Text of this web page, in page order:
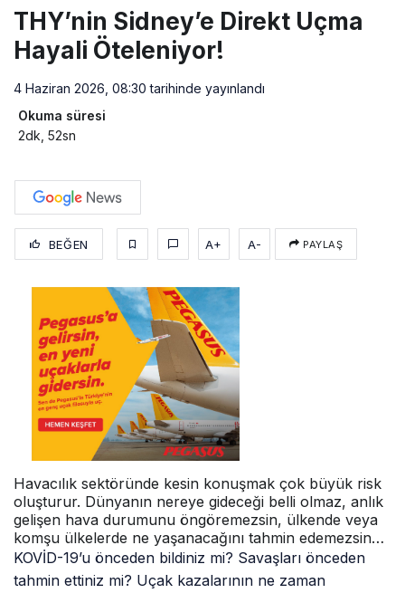
THY’nin Sidney’e Direkt Uçma
Hayali Öteleniyor!
4 Haziran 2026, 08:30 tarihinde yayınlandı
Okuma süresi
2dk, 52sn
BEĞEN A+ A- PAYLAŞ
Havacılık sektöründe kesin konuşmak çok büyük risk
oluşturur. Dünyanın nereye gideceği belli olmaz, anlık
gelişen hava durumunu öngöremezsin, ülkende veya
komşu ülkelerde ne yaşanacağını tahmin edemezsin…
KOVİD-19’u önceden bildiniz mi? Savaşları önceden
tahmin ettiniz mi? Uçak kazalarının ne zaman